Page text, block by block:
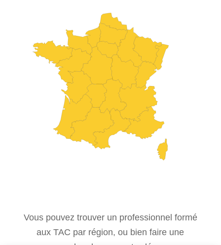
Vous pouvez trouver un professionnel formé
aux TAC par région, ou bien faire une